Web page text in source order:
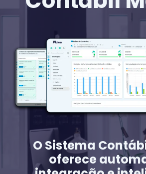
O Sistema
oferece